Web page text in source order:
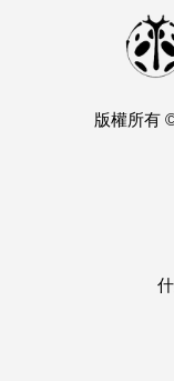
版權所有